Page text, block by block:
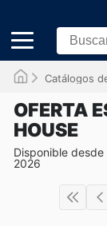
Catálogos
OFERTA
HOUSE
Disponible
2026